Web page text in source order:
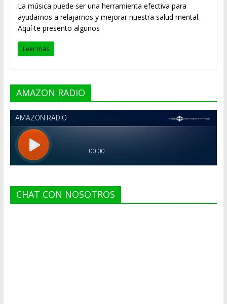
La música puede ser una herramienta efectiva para
ayudarnos a relajarnos y mejorar nuestra salud mental.
Aquí te presento algunos
Leer más
AMAZON RADIO
CHAT CON NOSOTROS